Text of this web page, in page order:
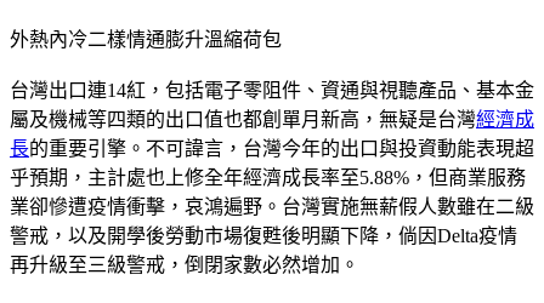
外熱內冷二樣情通膨升溫縮荷包
台灣出口連14紅，包括電子零阻件、資通與視聽產品、基本金
屬及機械等四類的出口值也都創單月新高，無疑是台灣經濟成
長的重要引擎。不可諱言，台灣今年的出口與投資動能表現超
乎預期，主計處也上修全年經濟成長率至5.88%，但商業服務
業卻慘遭疫情衝擊，哀鴻遍野。台灣實施無薪假人數雖在二級
警戒，以及開學後勞動市場復甦後明顯下降，倘因Delta疫情
再升級至三級警戒，倒閉家數必然增加。